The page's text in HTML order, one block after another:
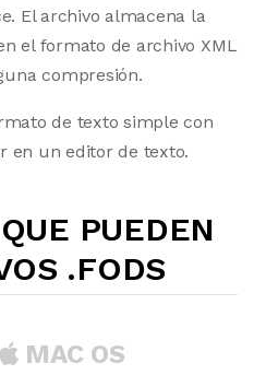
El archivo almacena la
el formato de archivo XML
compresión.
de texto simple con
en un editor de texto.
PUEDEN
.FODS
MAC OS